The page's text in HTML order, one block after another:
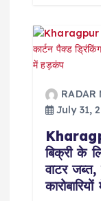
RADAR
July 31,
बिक्री के
वाटर